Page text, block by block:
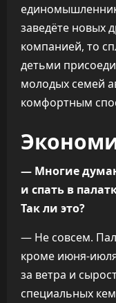
заведёте новых
компанией, то
детьми
молодых семей
комфортным
— Многие
и спать в
Так ли это?
— Не совсем.
кроме июня-
за ветра и
специальных